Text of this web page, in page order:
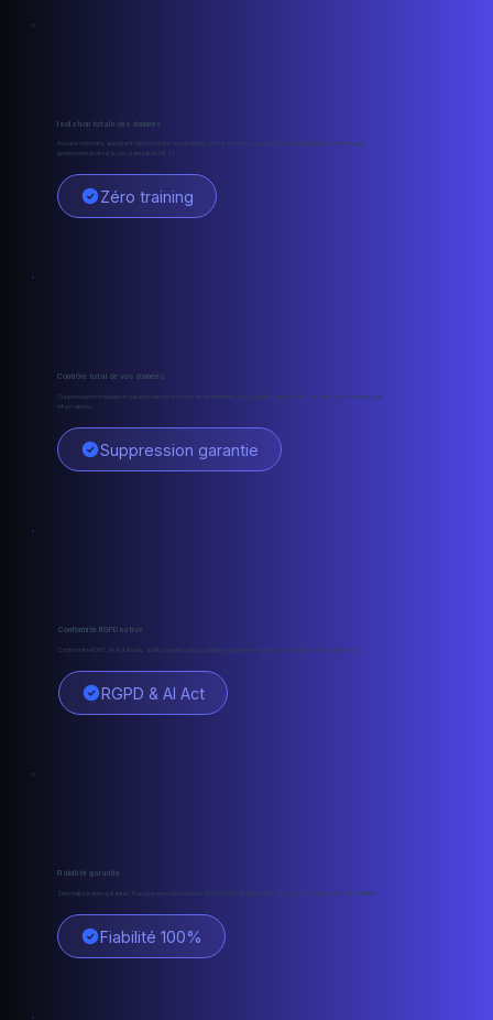
Fiabilité garantie
Zéro hallucination garantie. Transparence des sources d'information et traçabilité complète pour un contenu 100% fiable.
Fiabilité 100%
Contrôle total de vos données
Suppression immédiate et garantie de vos données à tout moment. Vous gardez un contrôle total sur le cycle de vie de vos
informations.
Suppression garantie
Conformité RGPD native
Conformité RGPD, AI Act Ready, audits réguliers et traçabilité complète de toutes les opérations sur vos données.
RGPD & AI Act
Isolation totale des données
Aucune mémoire, aucun entraînement sur vos données. Notre architecture garantit une ségrégation complète avec
gestion des droits d'accès granulaires (RLS).
Zéro training